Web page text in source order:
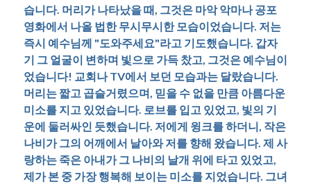
습니다. 머리가 나타났을 때, 그것은 마악 악마나 공포
영화에서 나올 법한 무시무시한 모습이었습니다. 저는
즉시 예수님께 "도와주세요"라고 기도했습니다. 갑자
기 그 얼굴이 변하며 빛으로 가득 찼고, 그것은 예수님이
었습니다! 교회나 TV에서 보던 모습과는 달랐습니다.
머리는 짧고 곱슬거렸으며, 믿을 수 없을 만큼 아름다운
미소를 지고 있었습니다. 로브를 입고 있었고, 빛의 기
운에 둘러싸인 듯했습니다. 저에게 윙크를 하더니, 작은
나비가 그의 어깨에서 날아와 저를 향해 왔습니다. 제 사
랑하는 죽은 아내가 그 나비의 날개 위에 타고 있었고,
제가 본 중 가장 행복해 보이는 미소를 지었습니다. 그녀